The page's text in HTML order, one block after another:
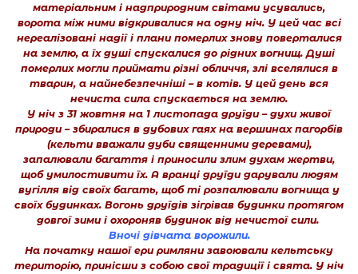
матеріальним і надприродним світами усувались,
ворота між ними відкривалися на одну ніч. У цей час всі
нереалізовані надії і плани померлих знову поверталися
на землю, а їх душі спускалися до рідних вогнищ. Душі
померлих могли приймати різні обличчя, злі вселялися в
тварин, а найнебезпечніші – в котів. У цей день вся
нечиста сила спускається на землю.
У ніч з 31 жовтня на 1 листопада друїди – духи живої
природи – збиралися в дубових гаях на вершинах пагорбів
(кельти вважали дуби священними деревами),
запалювали багаття і приносили злим духам жертви,
щоб умилостивити їх. А вранці друїди дарували людям
вугілля від своїх багать, щоб ті розпалювали вогнища у
своїх будинках. Вогонь друїдів зігрівав будинки протягом
довгої зими і охороняв будинок від нечистої сили.
Вночі дівчата ворожили.
На початку нашої ери римляни завоювали кельтську
територію, принісши з собою свої традиції і свята. У ніч